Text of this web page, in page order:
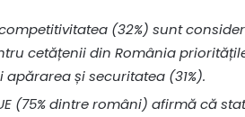
(32%) sunt
cetățenii din România
și securitatea (31%).
(75% dintre români) afirmă că